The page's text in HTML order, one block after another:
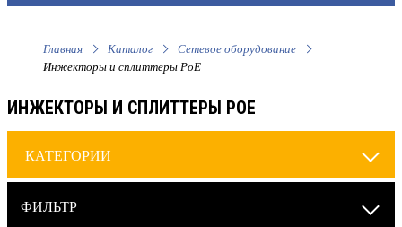
мне
Главная Каталог
Сетевое оборудование
Инжекторы и сплиттеры РоЕ
ИНЖЕКТОРЫ И СПЛИТТЕРЫ РОЕ
КАТЕГОРИИ
ФИЛЬТР